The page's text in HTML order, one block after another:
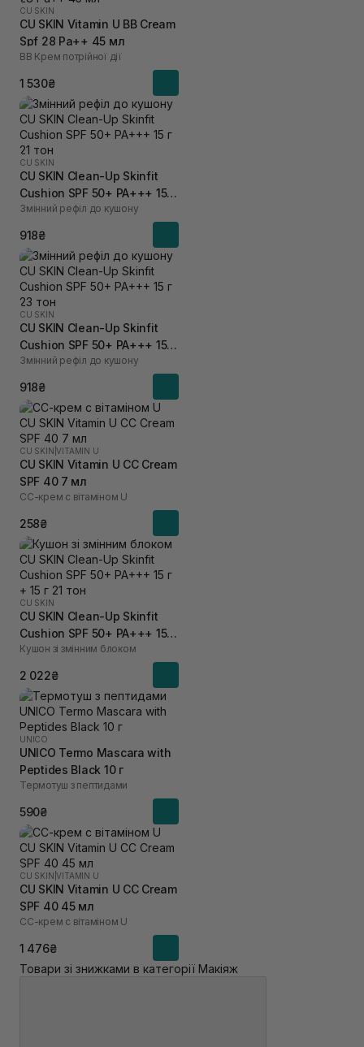
CU SKIN
CU SKIN Vitamin U BB Cream
Spf 28 Pa++ 45 мл
BB Крем потрійної дії
1 530₴
CU SKIN
CU SKIN Clean-Up Skinfit
Cushion SPF 50+ PA+++ 15 г
21 тон
Змінний рефіл до кушону
918₴
CU SKIN
CU SKIN Clean-Up Skinfit
Cushion SPF 50+ PA+++ 15 г
23 тон
Змінний рефіл до кушону
918₴
CU SKIN |VITAMIN U
CU SKIN Vitamin U CC Cream
SPF 40 7 мл
СС-крем с вітаміном U
258₴
CU SKIN
CU SKIN Clean-Up Skinfit
Cushion SPF 50+ PA+++ 15 г
+ 15 г 21 тон
Кушон зі змінним блоком
2 022₴
UNICO
UNICO Termo Mascara with
Peptides Black 10 г
Термотуш з пептидами
590₴
CU SKIN |VITAMIN U
CU SKIN Vitamin U CC Cream
SPF 40 45 мл
СС-крем с вітаміном U
1 476₴
Товари зі знижками в категорії Макіяж